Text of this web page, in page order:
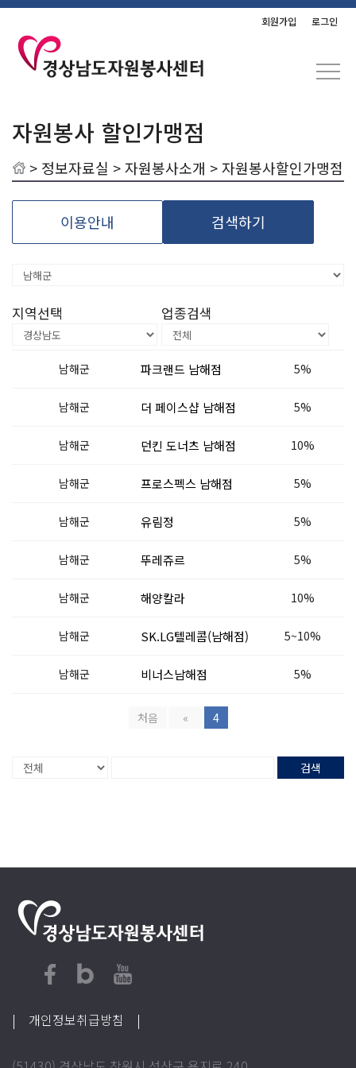
회원가입 로그인
자원봉사 할인가맹점
> 정보자료실 >자원봉사소개 > 자원봉사할인가맹점
이용안내 검색하기
지역선택 업종검색
남해군 파크랜드 남해점 5%
남해군 더 페이스샵 남해점 5%
남해군 던킨 도너츠 남해점 10%
남해군 프로스펙스 남해점 5%
남해군 유림정 5%
남해군 뚜레쥬르 5%
남해군 해양칼라 10%
남해군 SK.LG텔레콤(남해점) 5~10%
남해군 비너스남해점 5%
처음 « 4
검색
| 개인정보취급방침 |